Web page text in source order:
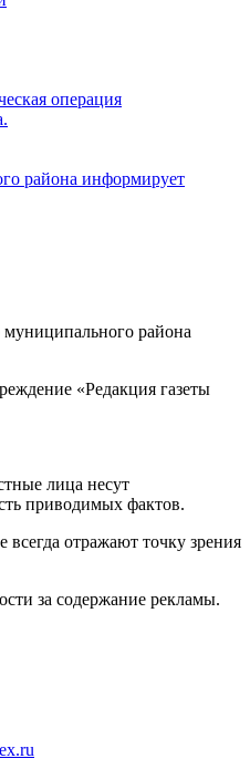
операция
района информирует
района
«Редакция газеты
лица несут
приводимых фактов.
отражают точку зрения
за содержание рекламы.